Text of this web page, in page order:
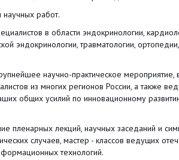
работ.
в области эндокринологии,
эндокринологии, травматологии,
научно-практическое мероприятие,
из многих регионов России, а также
общих усилий по инновационному
пленарных лекций, научных заседаний и
случаев, мастер - классов ведущих
технологий.